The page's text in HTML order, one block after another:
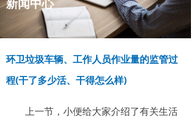
环卫垃圾车辆、工作人员作业量的监管过
程(干了多少活、干得怎么样)
上一节，小便给大家介绍了有关生活
新闻中心